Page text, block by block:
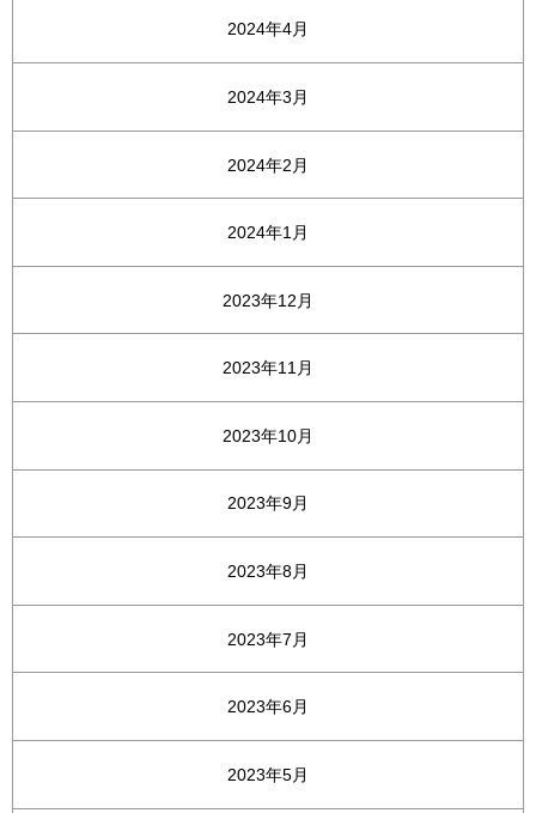
2024年4月
2024年3月
2024年2月
2024年1月
2023年12月
2023年11月
2023年10月
2023年9月
2023年8月
2023年7月
2023年6月
2023年5月